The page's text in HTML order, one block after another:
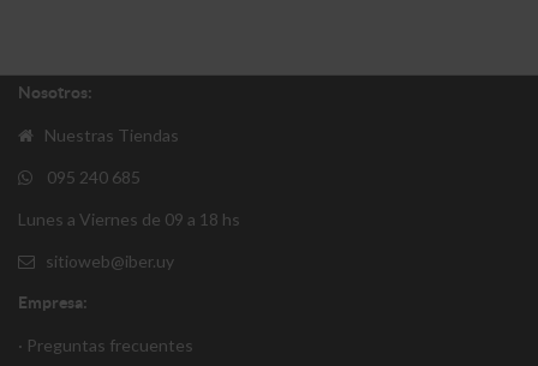
Nosotros:
Nuestras Tiendas
095 240 685
Lunes a Viernes de 09 a 18 hs
sitioweb@iber.uy
Empresa:
· Preguntas frecuentes